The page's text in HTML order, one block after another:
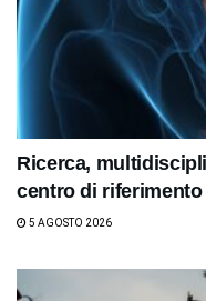
Ricerca,
centro di
5 AGOSTO 2026